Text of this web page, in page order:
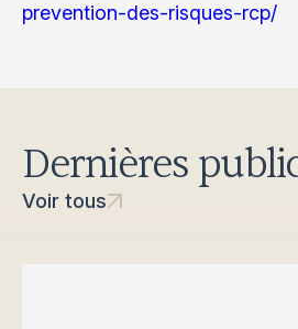
prevention-des-risques-rcp/
Dernières
Voir tous